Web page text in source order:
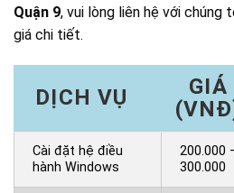
Quận 9, vui lòng liên hệ với
giá chi tiết.
DỊCH VỤ
GIÁ
Cài đặt hệ điều
hành Windows
200.000
300.000